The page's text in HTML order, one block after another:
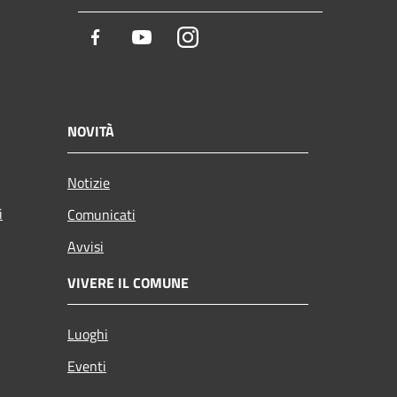
Facebook YoutubeInstagram
NOVITÀ
Notizie
Comunicati
Avvisi
VIVERE IL COMUNE
Luoghi
Eventi